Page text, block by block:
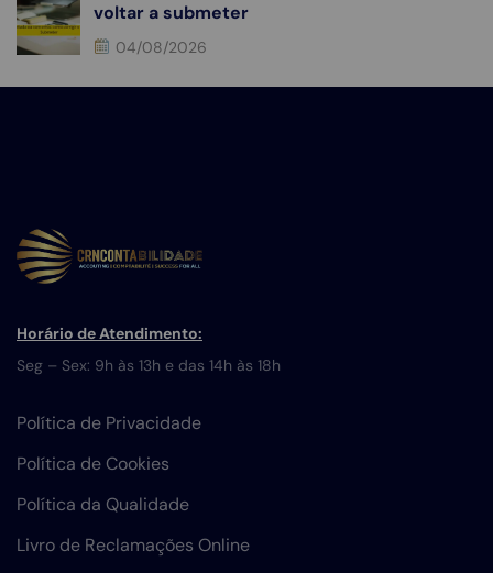
voltar a submeter
04/08/2026
Horário de Atendimento:
Seg – Sex: 9h às 13h e das 14h às 18h
Política de Privacidade
Política de Cookies
Política da Qualidade
Livro de Reclamações Online